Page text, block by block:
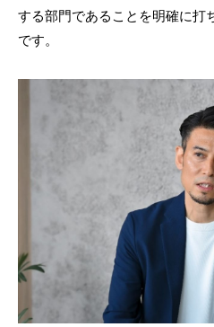
する部門であることを明確に打
です。